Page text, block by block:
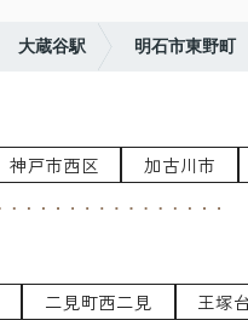
大蔵谷駅 明石市東野町
神戸市西区 加古川市
二見町西二見 王塚